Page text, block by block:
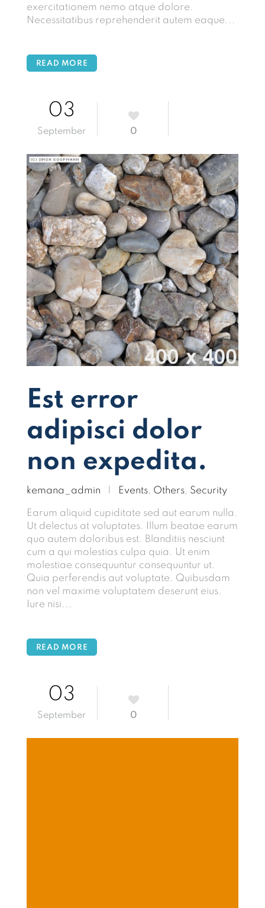
exercitationem nemo atque dolore.
Necessitatibus reprehenderit autem eaque...
READ MORE
03
September 0
Est error
adipisci dolor
non expedita.
kemana_admin Events, Others, Security
Earum aliquid cupiditate sed aut earum nulla.
Ut delectus at voluptates. Illum beatae earum
quo autem doloribus est. Blanditiis nesciunt
cum a qui molestias culpa quia. Ut enim
molestiae consequuntur consequuntur ut.
Quia perferendis aut voluptate. Quibusdam
non vel maxime voluptatem deserunt eius.
Iure nisi...
READ MORE
03
September 0